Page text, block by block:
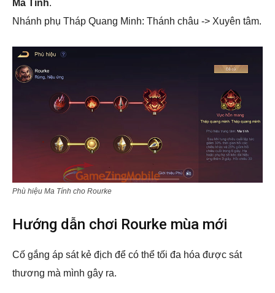
Ma Tính.
Nhánh phụ Tháp Quang Minh: Thánh châu -> Xuyên tâm.
Phù hiệu Ma Tính cho Rourke
Hướng dẫn chơi Rourke mùa mới
Cố gắng áp sát kẻ địch để có thể tối đa hóa được sát
thương mà mình gây ra.